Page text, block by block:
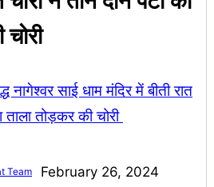
Team February 26, 2024